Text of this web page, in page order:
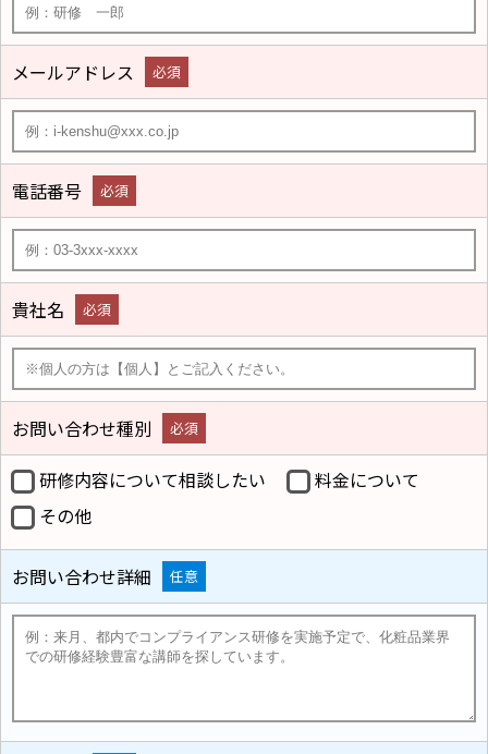
メールアドレス 必須
電話番号 必須
貴社名 必須
お問い合わせ種別 必須
研修内容について相談したい
料金について
その他
お問い合わせ詳細 任意